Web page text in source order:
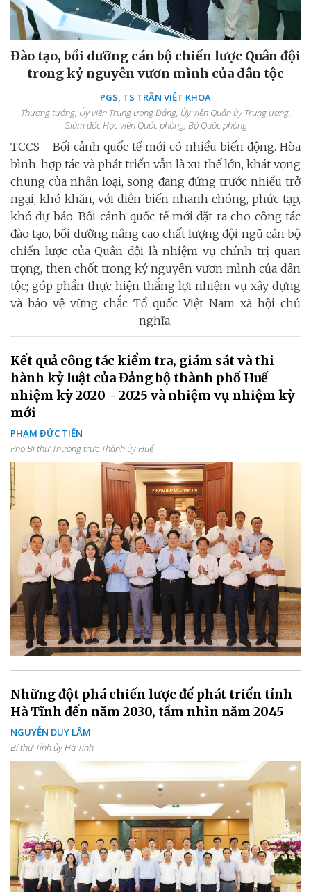
Đào tạo, bồi dưỡng cán bộ chiến lược Quân đội
trong kỷ nguyên vươn mình của dân tộc
PGS, TS TRẦN VIỆT KHOA
Thượng tướng, Ủy viên Trung ương Đảng, Ủy viên Quân ủy Trung ương,
Giám đốc Học viện Quốc phòng, Bộ Quốc phòng
TCCS - Bối cảnh quốc tế mới có nhiều biến động. Hòa
bình, hợp tác và phát triển vẫn là xu thế lớn, khát vọng
chung của nhân loại, song đang đứng trước nhiều trở
ngại, khó khăn, với diễn biến nhanh chóng, phức tạp,
khó dự báo. Bối cảnh quốc tế mới đặt ra cho công tác
đào tạo, bồi dưỡng nâng cao chất lượng đội ngũ cán bộ
chiến lược của Quân đội là nhiệm vụ chính trị quan
trọng, then chốt trong kỷ nguyên vươn mình của dân
tộc; góp phần thực hiện thắng lợi nhiệm vụ xây dựng
và bảo vệ vững chắc Tổ quốc Việt Nam xã hội chủ
nghĩa.
Kết quả công tác kiểm tra, giám sát và thi
hành kỷ luật của Đảng bộ thành phố Huế
nhiệm kỳ 2020 - 2025 và nhiệm vụ nhiệm kỳ
mới
PHẠM ĐỨC TIẾN
Phó Bí thư Thường trực Thành ủy Huế
Những đột phá chiến lược để phát triển tỉnh
Hà Tĩnh đến năm 2030, tầm nhìn năm 2045
NGUYỄN DUY LÂM
Bí thư Tỉnh ủy Hà Tĩnh